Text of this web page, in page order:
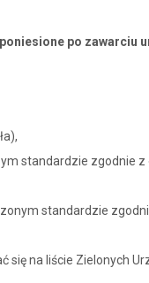
po zawarciu
standardzie zgodnie
standardzie
na liście Zielonych